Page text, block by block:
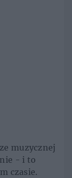
muzycznej
- i to
czasie.